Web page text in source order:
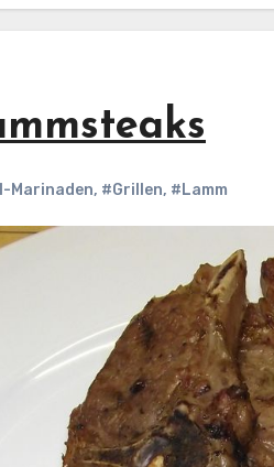
Marinaden, #Grillen, #Lamm